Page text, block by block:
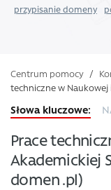
przypisanie domeny
Centrum pomocy /
techniczne w Naukowej
Prace
Akademickiej
domen .pl)